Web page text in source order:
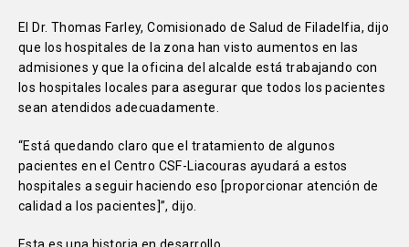
El Dr. Thomas Farley, Comisionado de Salud de Filadelfia, dijo
que los hospitales de la zona han visto aumentos en las
admisiones y que la oficina del alcalde está trabajando con
los hospitales locales para asegurar que todos los pacientes
sean atendidos adecuadamente.
“Está quedando claro que el tratamiento de algunos
pacientes en el Centro CSF-Liacouras ayudará a estos
hospitales a seguir haciendo eso [proporcionar atención de
calidad a los pacientes]”, dijo.